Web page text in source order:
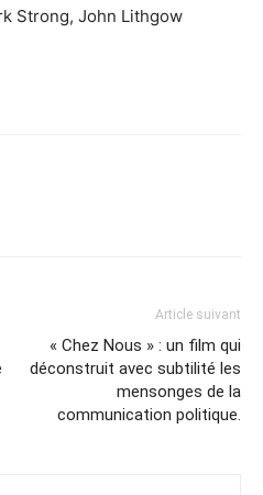
Strong, John Lithgow
Article suivant
« Chez Nous » : un film qui
déconstruit avec subtilité les
mensonges de la
communication politique.